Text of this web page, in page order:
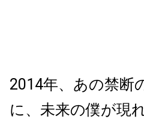
2014年、あの禁断
に、未来の僕が現